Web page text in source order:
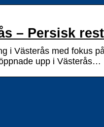
– Persisk
i Västerås med fokus
upp i Västerås…